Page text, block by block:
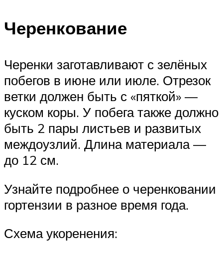
Черенкование
Черенки заготавливают с зелёных
побегов в июне или июле. Отрезок
ветки должен быть с «пяткой» —
куском коры. У побега также должно
быть 2 пары листьев и развитых
междоузлий. Длина материала —
до 12 см.
Узнайте подробнее о черенковании
гортензии в разное время года.
Схема укоренения: